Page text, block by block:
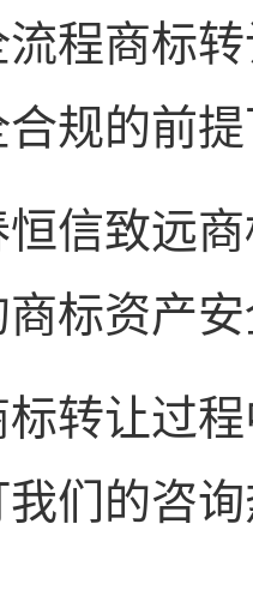
程商标
规的前
信致远
标资产
转让过
我们的咨